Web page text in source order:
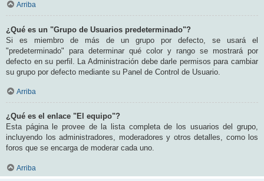
Arriba
¿Qué es un "Grupo de Usuarios predeterminado"?
Si es miembro de más de un grupo por defecto, se usará el
"predeterminado" para determinar qué color y rango se mostrará por
defecto en su perfil. La Administración debe darle permisos para cambiar
su grupo por defecto mediante su Panel de Control de Usuario.
Arriba
¿Qué es el enlace "El equipo"?
Esta página le provee de la lista completa de los usuarios del grupo,
incluyendo los administradores, moderadores y otros detalles, como los
foros que se encarga de moderar cada uno.
Arriba